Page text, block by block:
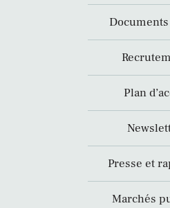
Plan
Presse et
Marchés